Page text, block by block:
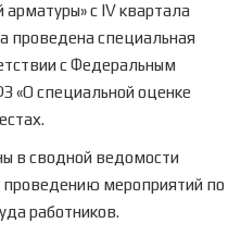
с IV квартала
проведена специальная
с Федеральным
«О специальной оценке
в сводной ведомости
мероприятий по
работников.